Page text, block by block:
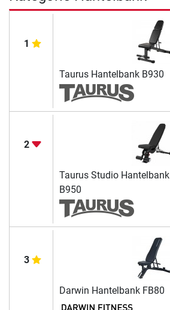
1
Taurus Hantelbank B930
2
Taurus Studio Hantelbank
B950
3
Darwin Hantelbank FB80